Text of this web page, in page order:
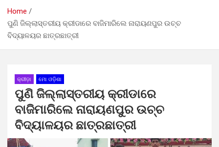
Home
ପୁଣି ଜିଲ୍ଲାସ୍ତରୀୟ କ୍ରୀଡାରେ ବାଜିମାରିଲେ ନାରାୟଣପୁର ଉଚ୍ଚ
ବିଦ୍ୟାଳୟର ଛାତ୍ରଛାତ୍ରୀ
କ୍ରୀଡ଼ା ମୋ ଓଡ଼ିଶା
ପୁଣି ଜିଲ୍ଲାସ୍ତରୀୟ କ୍ରୀଡାରେ
ବାଜିମାରିଲେ ନାରାୟଣପୁର ଉଚ୍ଚ
ବିଦ୍ୟାଳୟର ଛାତ୍ରଛାତ୍ରୀ